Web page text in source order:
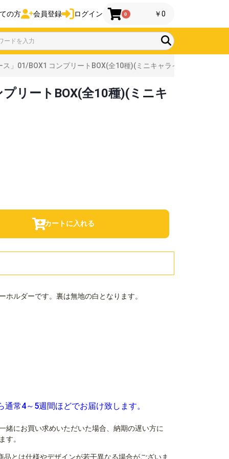
の方 会員登録 ログイン 0 ￥0
」01/BOX1 コンプリートBOX(全10種)(ミニキャライラスト)
リートBOX(全10種)(ミニキ
カートに入れる
ホルダーです。裏は無地の白となります。
常4～5週間ほどでお届け致します。
緒にお買い求めいただいた場合、納期の遅い方に
す。
とは仕様やデザインが若干異なる場合がございま